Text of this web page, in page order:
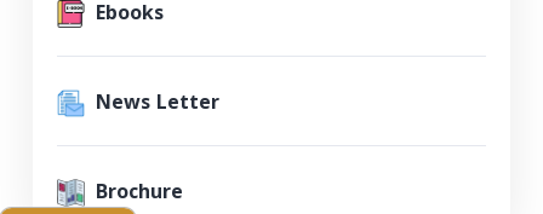
Ebooks
News Letter
Brochure